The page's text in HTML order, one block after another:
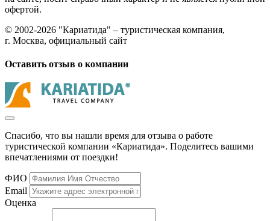
офертой.
© 2002-2026 "Кариатида" – туристическая компания,
г. Москва, официальный сайт
Оставить отзыв о компании
Спасибо, что вы нашли время для отзыва о работе
туристической компании «Кариатида». Поделитесь вашими
впечатлениями от поездки!
ФИО
Email
Оценка